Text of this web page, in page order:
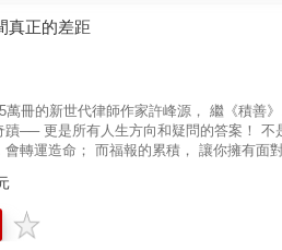
刻，並在茫茫不知盡頭的過渡地帶為我們照亮一條路。 ◆名人推薦 丁
順蓮／台灣女科技人學會監事 陳藹玲／富
亞太區董事總經理 蔡玉玲／台灣女董事協
──顧燕翎，前婦女新知基金會董事長 困住我們的，永遠不是發生的事情，而是我
影響力品牌學院創辦人 極其私密的紀錄&hellip;&hellip;作者寫出改變她人生的重大轉折，包
學習在慈善事業中學到的寶貴教訓。
家梅琳達思索了人難免會遇到的轉折和
指引。 &mdash;&mdash;《紐約時報》 書中&hellip;&hellip;交織了極其個人的
命回顧與分享：蓋茲基金會共同創辦人梅
視角。 ˙平凡中促發不凡的省思，展現女性特有的生命厚度：成為母親、面對好友的逝去、離
真正的差距
世代律師作家許峰源， 繼《積善》、《種福》，豐盈人生
問的答案！ 不是出身，不是天賦，也不是財富── 真正拉開人與人之間差距的，是福報！ 積善，
轉運造命； 而福報的累積， 讓你擁有面對挑
多年來，律師作家許峰源以文字和演講，
、「積善」是轉運造命的兩大支柱，是我
在的掙扎、煩惱、狹隘、執著，慢慢地煙